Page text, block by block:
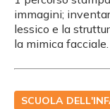
immagini;
lessico e la
la mimica facciale.
SCUOLA